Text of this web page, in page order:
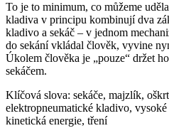
To je to minimum, co můžeme
kladiva v principu kombinují dva
kladivo a sekáč – v jednom
do sekání vkládal člověk, vyvine
Úkolem člověka je „pouze“ držet
sekáčem.
Klíčová slova: sekáče, majzlík,
elektropneumatické kladivo,
kinetická energie, tření